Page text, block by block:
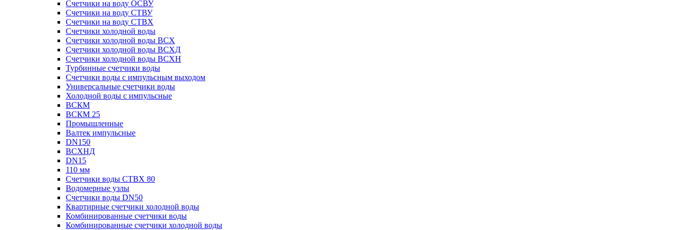
Счетчики на воду ОСВУ
Счетчики на воду СТВУ
Счетчики на воду СТВХ
Счетчики холодной воды
Счетчики холодной воды ВСХ
Счетчики холодной воды ВСХД
Счетчики холодной воды ВСХН
Турбинные счетчики воды
Счетчики воды с импульсным выходом
Универсальные счетчики воды
Холодной воды с импульсные
ВСКМ
ВСКМ 25
Промышленные
Валтек импульсные
DN150
ВСХНД
DN15
110 мм
Счетчики воды СТВХ 80
Водомерные узлы
Счетчики воды DN50
Квартирные счетчики холодной воды
Комбинированные счетчики воды
Комбинированные счетчики холодной воды